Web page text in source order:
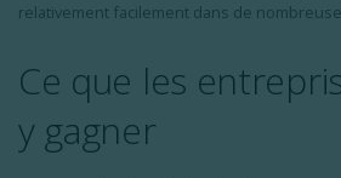
relativement facilement dans de
Ce que les
y gagner